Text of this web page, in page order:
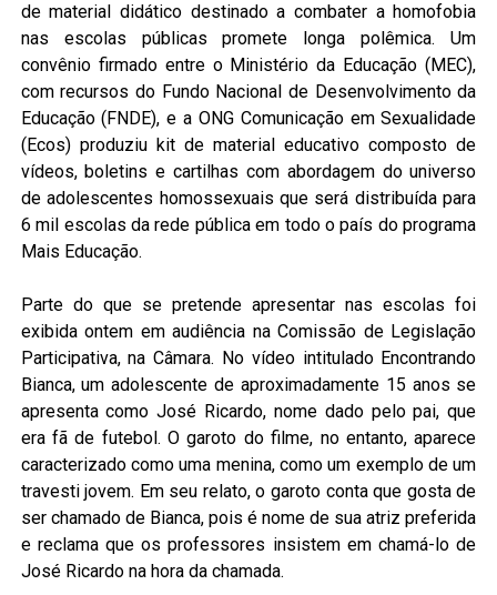
de material didático destinado a combater a homofobia
nas escolas públicas promete longa polêmica. Um
convênio firmado entre o Ministério da Educação (MEC),
com recursos do Fundo Nacional de Desenvolvimento da
Educação (FNDE), e a ONG Comunicação em Sexualidade
(Ecos) produziu kit de material educativo composto de
vídeos, boletins e cartilhas com abordagem do universo
de adolescentes homossexuais que será distribuída para
6 mil escolas da rede pública em todo o país do programa
Mais Educação.
Parte do que se pretende apresentar nas escolas foi
exibida ontem em audiência na Comissão de Legislação
Participativa, na Câmara. No vídeo intitulado Encontrando
Bianca, um adolescente de aproximadamente 15 anos se
apresenta como José Ricardo, nome dado pelo pai, que
era fã de futebol. O garoto do filme, no entanto, aparece
caracterizado como uma menina, como um exemplo de um
travesti jovem. Em seu relato, o garoto conta que gosta de
ser chamado de Bianca, pois é nome de sua atriz preferida
e reclama que os professores insistem em chamá-lo de
José Ricardo na hora da chamada.